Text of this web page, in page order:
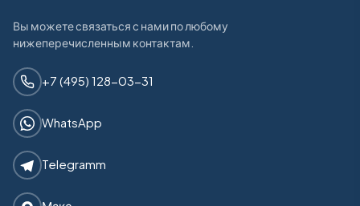
Вы можете связаться с нами по любому
нижеперечисленным контактам.
+7 (495) 128-03-31
WhatsApp
Telegramm